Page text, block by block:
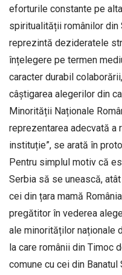
eforturile constante pe
spiritualității românilor din
reprezintă dezideratele
înțelegere pe termen
caracter durabil
câștigarea alegerilor din
Minorității Naționale
reprezentarea adecvată a
instituție”, se arată în
Pentru simplul motiv că
Serbia să se unească,
cei din țara mamă
pregătitor în vederea
ale minorităților naționale
la care românii din Timoc
comune cu cei din